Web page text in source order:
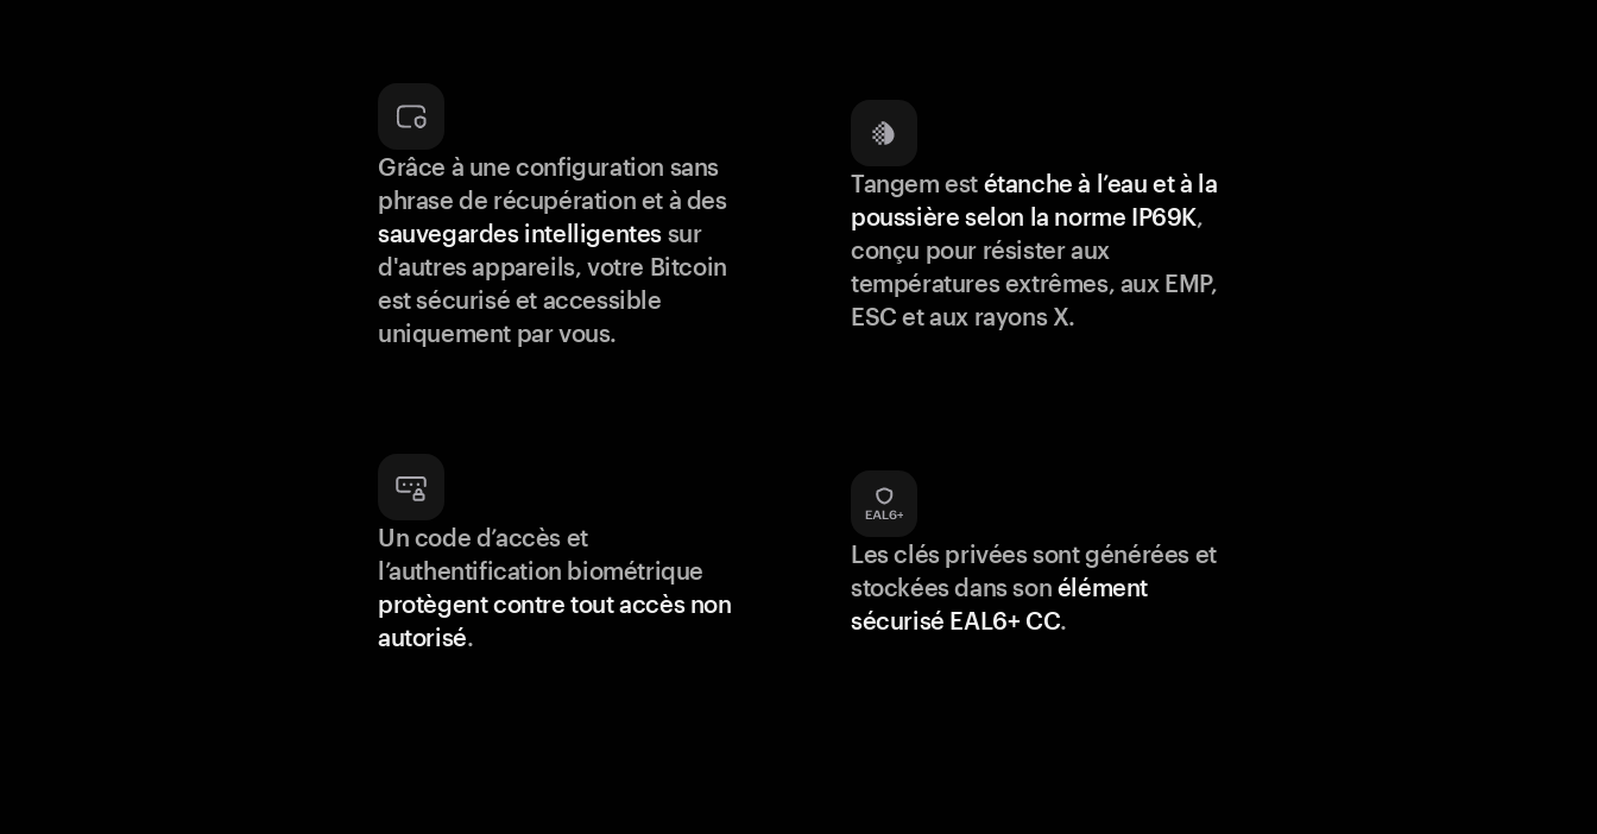
Grâce à une configuration sans
phrase de récupération et à des
sauvegardes intelligentes sur
d'autres appareils, votre Bitcoin
est sécurisé et accessible
uniquement par vous.
Tangem est étanche à l’eau et à la
poussière selon la norme IP69K,
conçu pour résister aux
températures extrêmes, aux EMP,
ESC et aux rayons X.
Un code d’accès et
l’authentification biométrique
protègent contre tout accès non
autorisé.
Les clés privées sont générées et
stockées dans son élément
sécurisé EAL6+ CC.